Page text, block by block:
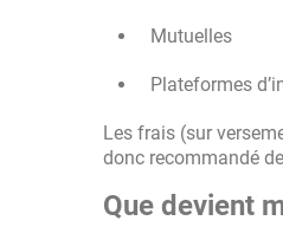
Mutuelles
Plateformes
Les frais (sur
donc recommandé
Que devient